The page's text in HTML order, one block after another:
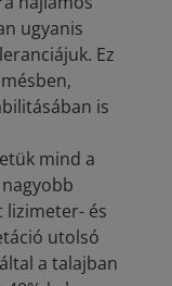
ugyanis
Ez
is
mind a
lizimeter- és
utolsó
a talajban